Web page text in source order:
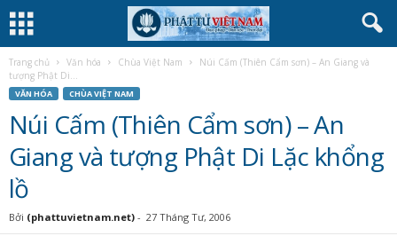
Trang chủ Văn hóa Chùa Việt Nam
Núi Cấm (Thiên Cẩm sơn) – An Giang và
tượng Phật Di...
VĂN HÓA CHÙA VIỆT NAM
Núi Cấm (Thiên Cẩm sơn) – An
Giang và tượng Phật Di Lặc khổng
lồ
Bởi (phattuvietnam.net) - 27 Tháng Tư, 2006